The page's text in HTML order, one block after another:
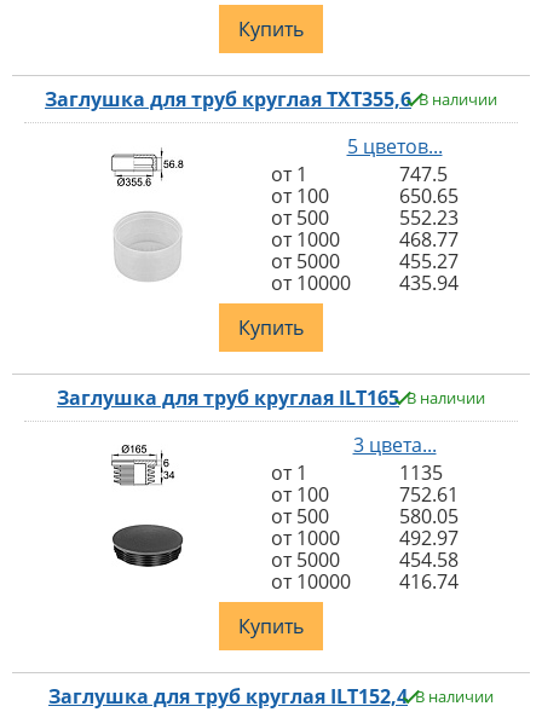
Купить
Заглушка для труб круглая TXT355,6 В наличии
5 цветов...
от 1
747.5
от 100
650.65
от 500
552.23
от 1000
468.77
от 5000
455.27
от 10000
435.94
Купить
Заглушка для труб круглая ILT165 В наличии
3 цвета...
от 1
1135
от 100
752.61
от 500
580.05
от 1000
492.97
от 5000
454.58
от 10000
416.74
Купить
Заглушка для труб круглая ILT152,4 В наличии